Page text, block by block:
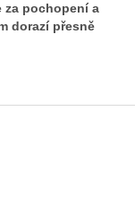
za pochopení a
dorazí přesně